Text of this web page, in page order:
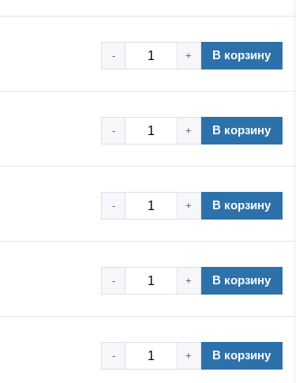
помещений, так и на открытом воздухе.
Они не выцветают и не теряют
пучков от нескольких миллиметров
применить новую стяжку.
- + В корзину
- + В корзину
- + В корзину
- + В корзину
- + В корзину